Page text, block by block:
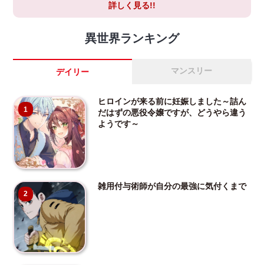
詳しく見る!!
異世界ランキング
デイリー マンスリー
1
ヒロインが来る前に妊娠しました～詰ん
だはずの悪役令嬢ですが、どうやら違う
ようです～
2
雑用付与術師が自分の最強に気付くまで